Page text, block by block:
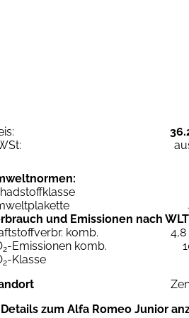
und Emissionen nach
komb.
2-Emissionen komb.
2-Klasse
zum Alfa Romeo Junior